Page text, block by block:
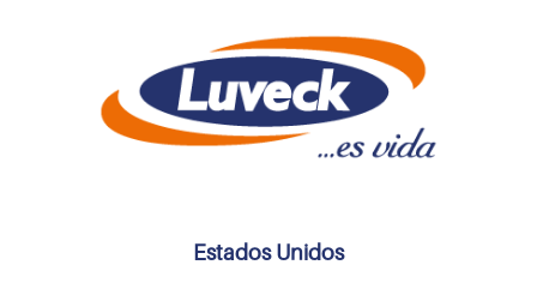
Estados Unidos